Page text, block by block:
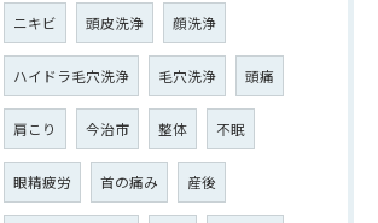
ニキビ 頭皮洗浄 顔洗浄
ハイドラ毛穴洗浄 毛穴洗浄 頭痛
肩こり 今治市 整体 不眠
眼精疲労 首の痛み 産後